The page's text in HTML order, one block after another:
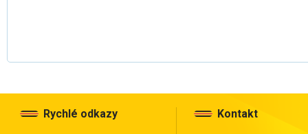
Rychlé odkazy Kontakt